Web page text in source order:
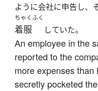
ように会社に申告し、
ちゃくふく
着服 していた。
An employee in the
reported to the
more expenses
secretly pocketed